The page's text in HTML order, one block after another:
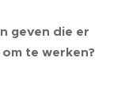
geven die er
te werken?